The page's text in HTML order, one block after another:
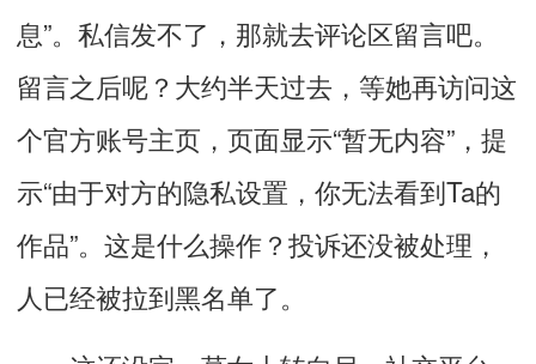
息”。私信发不了，那就去评论区留言吧。
留言之后呢？大约半天过去，等她再访问这
个官方账号主页，页面显示“暂无内容”，提
示“由于对方的隐私设置，你无法看到Ta的
作品”。这是什么操作？投诉还没被处理，
人已经被拉到黑名单了。